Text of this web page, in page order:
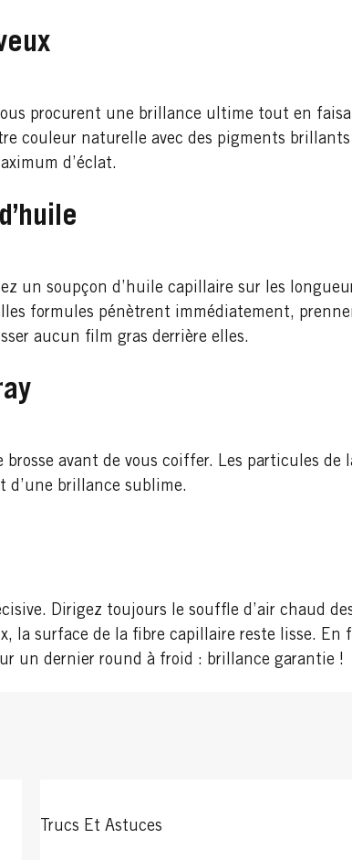
procurent une brillance ultime tout en
couleur naturelle avec des pigments
d’éclat.
un soupçon d’huile capillaire sur les
formules pénètrent immédiatement,
aucun film gras derrière elles.
brosse avant de vous coiffer. Les particules
d’une brillance sublime.
Dirigez toujours le souffle d’air chaud
la surface de la fibre capillaire reste lisse.
un dernier round à froid : brillance garantie !
Trucs Et Astuces